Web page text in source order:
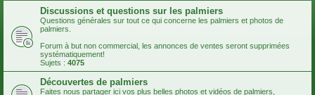
Discussions et questions sur les palmiers
Questions générales sur tout ce qui concerne les palmiers et photos de
palmiers.
Forum à but non commercial, les annonces de ventes seront supprimées
systématiquement!
Sujets : 4075
Découvertes de palmiers
Faites nous partager ici vos plus belles photos et vidéos de palmiers,